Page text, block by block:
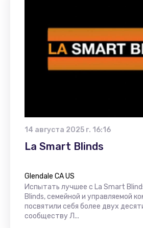
14 августа 2025 г. 16:16
La Smart Blinds
Glendale CA US
Испытать лучшее с La Smart
Blinds, семейной и управляемой
посвятили себя более двух
сообществу Л...